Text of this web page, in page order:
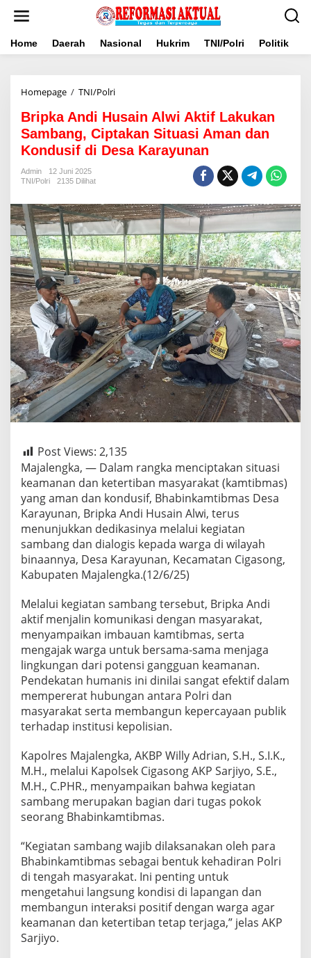
Home Daerah Nasional Hukrim TNI/Polri Politik
Homepage / TNI/PolriBripka
Husain
Alwi
Aktif
Lakukan
Aman
dan
Kondusif
di
Desa
Karayunan
Bripka Andi Husain Alwi Aktif Lakukan
Sambang, Ciptakan Situasi Aman dan
Kondusif di Desa Karayunan
Admin
12 Juni 2025
TNI/Polri
2135 Dilihat
Post Views: 2,135
Majalengka, — Dalam rangka menciptakan situasi
keamanan dan ketertiban masyarakat (kamtibmas)
yang aman dan kondusif, Bhabinkamtibmas Desa
Karayunan, Bripka Andi Husain Alwi, terus
menunjukkan dedikasinya melalui kegiatan
sambang dan dialogis kepada warga di wilayah
binaannya, Desa Karayunan, Kecamatan Cigasong,
Kabupaten Majalengka.(12/6/25)
Melalui kegiatan sambang tersebut, Bripka Andi
aktif menjalin komunikasi dengan masyarakat,
menyampaikan imbauan kamtibmas, serta
mengajak warga untuk bersama-sama menjaga
lingkungan dari potensi gangguan keamanan.
Pendekatan humanis ini dinilai sangat efektif dalam
mempererat hubungan antara Polri dan
masyarakat serta membangun kepercayaan publik
terhadap institusi kepolisian.
Kapolres Majalengka, AKBP Willy Adrian, S.H., S.I.K.,
M.H., melalui Kapolsek Cigasong AKP Sarjiyo, S.E.,
M.H., C.PHR., menyampaikan bahwa kegiatan
sambang merupakan bagian dari tugas pokok
seorang Bhabinkamtibmas.
“Kegiatan sambang wajib dilaksanakan oleh para
Bhabinkamtibmas sebagai bentuk kehadiran Polri
di tengah masyarakat. Ini penting untuk
mengetahui langsung kondisi di lapangan dan
membangun interaksi positif dengan warga agar
keamanan dan ketertiban tetap terjaga,” jelas AKP
Sarjiyo.